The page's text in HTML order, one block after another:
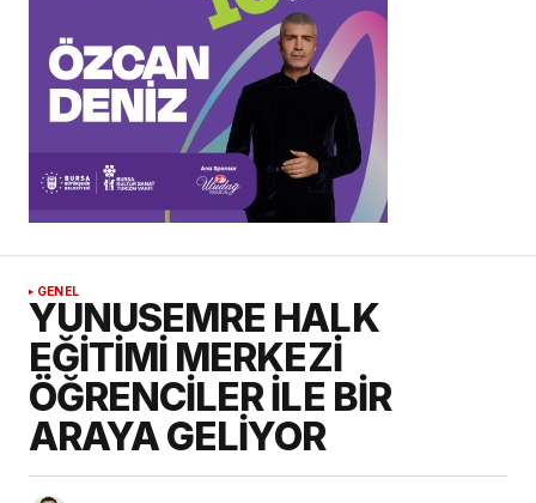
GENEL
YUNUSEMRE HALK
EĞİTİMİ MERKEZİ
ÖĞRENCİLER İLE BİR
ARAYA GELİYOR